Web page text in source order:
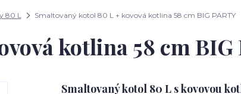
80 L Smaltovaný kotol 80 L + kovová kotlina 58 cm BIG PARTY
kotlina 58 cm BIG
Smaltovaný kotol 80 L s kovovou